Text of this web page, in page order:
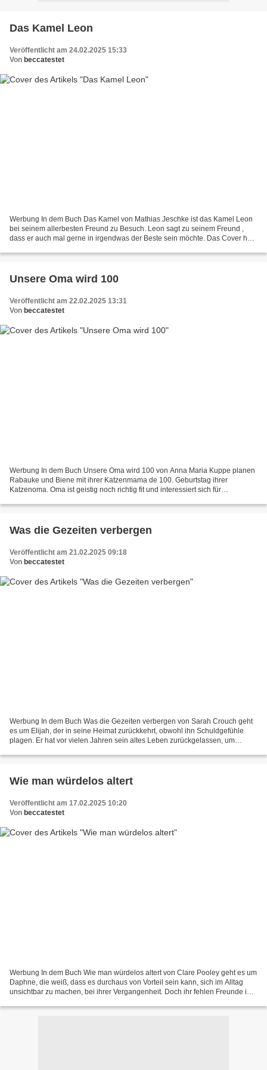
Das Kamel Leon
Veröffentlicht am 24.02.2025 15:33
Von beccatestet
Werbung In dem Buch Das Kamel von Mathias Jeschke ist das Kamel Leon
bei seinem allerbesten Freund zu Besuch. Leon sagt zu seinem Freund ,
dass er auch mal gerne in irgendwas der Beste sein möchte. Das Cover hat
Unsere Oma wird 100
Veröffentlicht am 22.02.2025 13:31
Von beccatestet
Werbung In dem Buch Unsere Oma wird 100 von Anna Maria Kuppe planen
Rabauke und Biene mit ihrer Katzenmama de 100. Geburtstag ihrer
Katzenoma. Oma ist geistig noch richtig fit und interessiert sich für
Was die Gezeiten verbergen
Veröffentlicht am 21.02.2025 09:18
Von beccatestet
Werbung In dem Buch Was die Gezeiten verbergen von Sarah Crouch geht
es um Elijah, der in seine Heimat zurückkehrt, obwohl ihn Schuldgefühle
plagen. Er hat vor vielen Jahren sein altes Leben zurückgelassen, um
Wie man würdelos altert
Veröffentlicht am 17.02.2025 10:20
Von beccatestet
Werbung In dem Buch Wie man würdelos altert von Clare Pooley geht es um
Daphne, die weiß, dass es durchaus von Vorteil sein kann, sich im Alltag
unsichtbar zu machen, bei ihrer Vergangenheit. Doch ihr fehlen Freunde im